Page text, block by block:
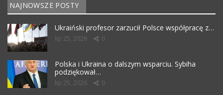
NAJNOWSZE POSTY
Ukraiński profesor zarzucił Polsce współpracę z…
lip 25, 2026 0
Polska i Ukraina o dalszym wsparciu. Sybiha
podziękował…
lip 25, 2026 0